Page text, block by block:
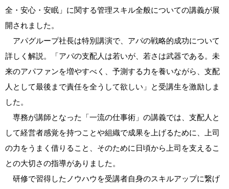
全・安心・安眠」に関する管理スキル全般についての講義が展
開されました。
アパグループ社長は特別講演で、アパの戦略的成功について
詳しく解説。「アパの支配人は若いが、若さは武器である。未
来のアパファンを増やすべく、予測する力を養いながら、支配
人として最後まで責任を全うして欲しい」と受講生を激励しま
した。
専務が講師となった「一流の仕事術」の講義では、支配人と
して経営者感覚を持つことや組織で成果を上げるために、上司
の力をうまく借りること、そのために日頃から上司を支えるこ
との大切さの指導がありました。
研修で習得したノウハウを受講者自身のスキルアップに繋げ